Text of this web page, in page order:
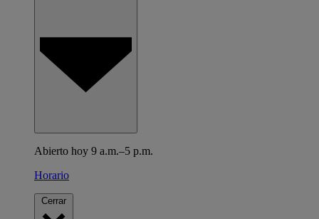
Abierto hoy 9 a.m.–5 p.m.
Horario
Cerrar